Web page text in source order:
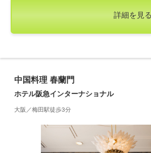
詳細を見る
中国料理 春蘭門
ホテル阪急インターナショナル
大阪／梅田駅徒歩3分